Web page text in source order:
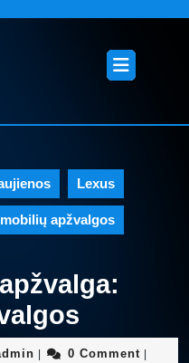
Open
Button
, Lexus
apžvalgos
auto_admin
0 Comment